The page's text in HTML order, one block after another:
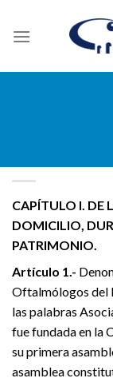
CAPÍTULO I. DE
DOMICILIO,
PATRIMONIO.
Artículo 1.-
Oftalmólogos del
las palabras
fue fundada en la
su primera
asamblea